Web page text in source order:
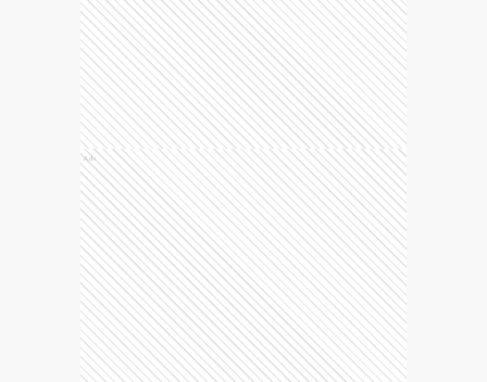
Ads